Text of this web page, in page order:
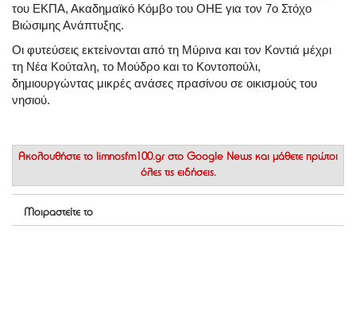
του ΕΚΠΑ, Ακαδημαϊκό Κόμβο του ΟΗΕ για τον 7ο Στόχο
Βιώσιμης Ανάπτυξης.
Οι φυτεύσεις εκτείνονται από τη Μύρινα και τον Κοντιά μέχρι
τη Νέα Κούταλη, το Μούδρο και το Κοντοπούλι,
δημιουργώντας μικρές ανάσες πρασίνου σε οικισμούς του
νησιού.
Ακολουθήστε το limnosfm100.gr στο Google News και μάθετε πρώτοι
όλες τις ειδήσεις.
Μοιραστείτε το